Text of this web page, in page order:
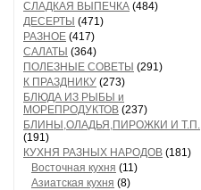
СЛАДКАЯ ВЫПЕЧКА (484)
ДЕСЕРТЫ (471)
РАЗНОЕ (417)
САЛАТЫ (364)
ПОЛЕЗНЫЕ СОВЕТЫ (291)
К ПРАЗДНИКУ (273)
БЛЮДА ИЗ РЫБЫ и
МОРЕПРОДУКТОВ (237)
БЛИНЫ,ОЛАДЬЯ,ПИРОЖКИ И Т.П.
(191)
КУХНЯ РАЗНЫХ НАРОДОВ (181)
Восточная кухня (11)
Азиатская кухня (8)